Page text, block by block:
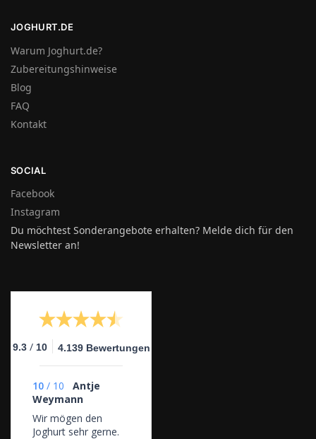
JOGHURT.DE
Warum Joghurt.de?
Zubereitungshinweise
Blog
FAQ
Kontakt
SOCIAL
Facebook
Instagram
Du möchtest Sonderangebote erhalten? Melde dich für den
Newsletter an!
9.3 / 10 4.139 Bewertungen
10 / 10
Antje
Weymann
Wir mögen den
Joghurt sehr gerne.